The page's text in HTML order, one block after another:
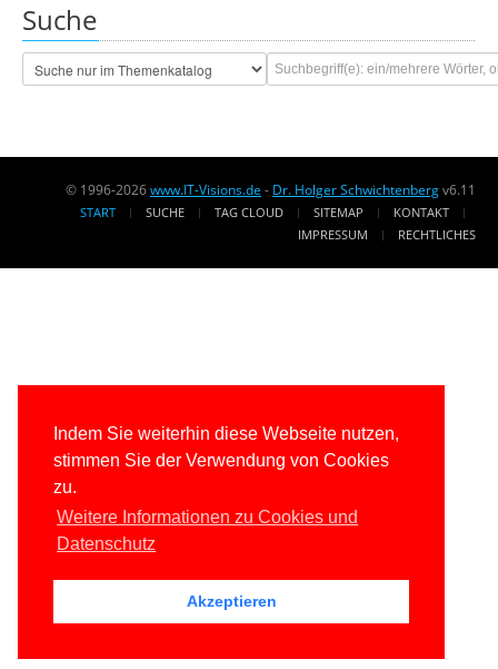
Indem Sie weiterhin diese Webseite nutzen,
stimmen Sie der Verwendung von Cookies
zu.
Weitere Informationen zu Cookies und
Datenschutz
Akzeptieren
Suche
© 1996-2026www.IT-Visions.de - Dr. Holger Schwichtenbergv6.11
START SUCHE TAG CLOUD SITEMAP
KONTAKT
IMPRESSUM
RECHTLICHES